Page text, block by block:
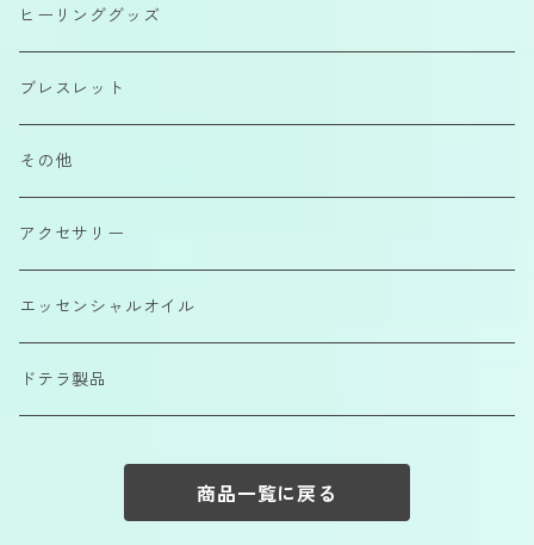
カボション
さざれ石
ポマンダー
クイントエッセンス
エアーコンディショナー
カラーエッセンス
ヒーリンググッズ
ブレスレット
その他
アクセサリー
エッセンシャルオイル
ドテラ製品
商品一覧に戻る